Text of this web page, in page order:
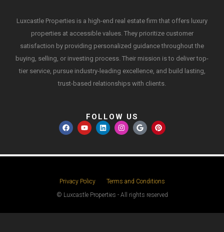
Luxcastle Properties is a high-end real estate firm that offers luxury
properties at accessible values. They prioritize customer
satisfaction by providing personalized guidance throughout the
buying, selling, or investing process. Their mission is to deliver top-
tier service, pursue industry-leading excellence, and build lasting,
trust-based relationships with clients.
FOLLOW US
Privacy Policy
Terms and Conditions
© Luxcastle Properties - All rights reserved